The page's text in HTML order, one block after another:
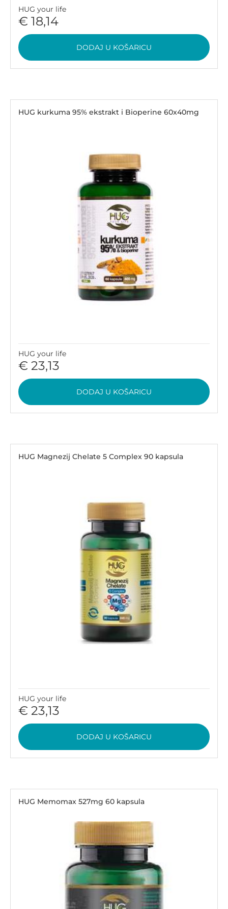
HUG your life
€ 18,14
DODAJ U KOŠARICU
HUG kurkuma 95% ekstrakt i Bioperine 60x40mg
HUG your life
€ 23,13
DODAJ U KOŠARICU
HUG Magnezij Chelate 5 Complex 90 kapsula
HUG your life
€ 23,13
DODAJ U KOŠARICU
HUG Memomax 527mg 60 kapsula